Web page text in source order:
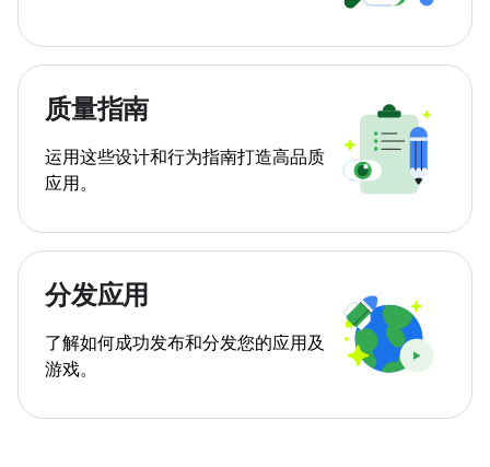
质量指南
运用这些设计和行为指南打造高品质
应用。
分发应用
了解如何成功发布和分发您的应用及
游戏。